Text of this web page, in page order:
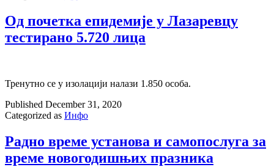
Од почетка епидемије у Лазаревцу
тестирано 5.720 лица
Тренутно се у изолацији налази 1.850 особа.
Published December 31, 2020
Categorized as Инфо
Радно време установа и самопослуга за
време новогодишњих празника